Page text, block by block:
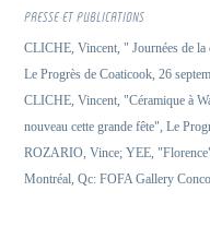
PRESSE ET PUBLICATIONS
CLICHE, Vincent, " Journées de la
Le Progrès de Coaticook, 26
CLICHE, Vincent, "Céramique à
nouveau cette grande fête", Le
ROZARIO, Vince; YEE,
Montréal, Qc: FOFA Gallery